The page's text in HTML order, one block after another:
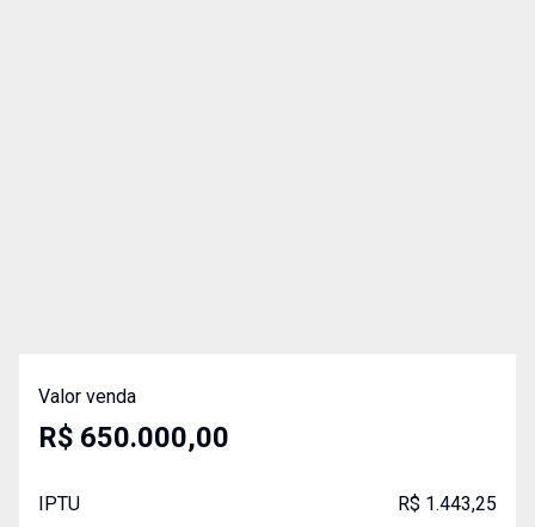
Valor venda
R$ 650.000,00
IPTU R$ 1.443,25